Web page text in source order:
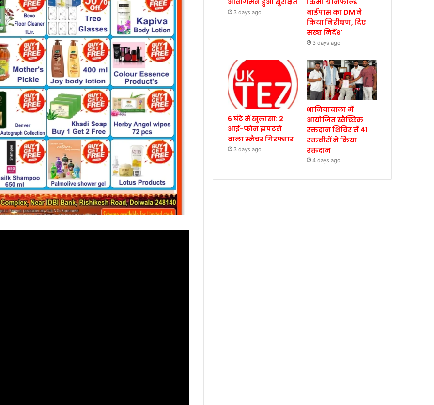
3 days ago
किमी ग्रीनफील्ड
बाईपास का DM ने
किया निरीक्षण, दिए
सख्त निर्देश
3 days ago
6 घंटे में खुलासा: 2
आई-फोन झपटने
वाला स्नैचर गिरफ्तार
3 days ago
भानियावाला में
आयोजित स्वैच्छिक
रक्तदान शिविर में 41
रक्तवीरों ने किया
रक्तदान
4 days ago